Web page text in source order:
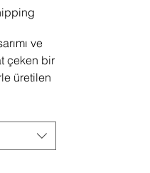
ve
çeken bir
üretilen
onun
olmasını